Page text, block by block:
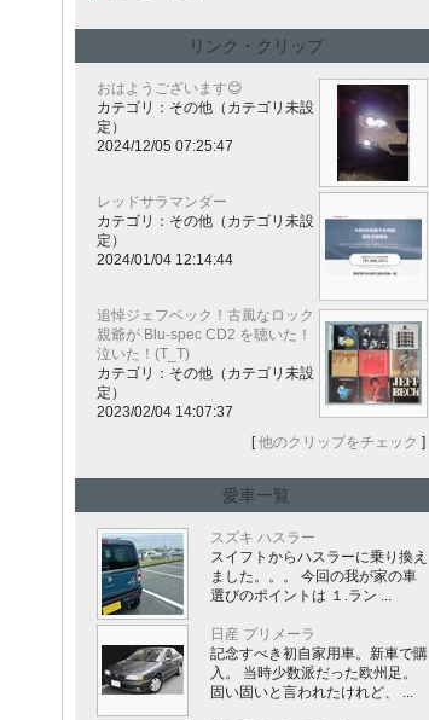
リンク・クリップ
おはようございます😊
カテゴリ：その他（カテゴリ未設
定）
2024/12/05 07:25:47
レッドサラマンダー
カテゴリ：その他（カテゴリ未設
定）
2024/01/04 12:14:44
追悼ジェフベック！古風なロック
親爺が Blu-spec CD2 を聴いた！
泣いた！(T_T)
カテゴリ：その他（カテゴリ未設
定）
2023/02/04 14:07:37
[他のクリップをチェック ]
愛車一覧
スズキ ハスラー
スイフトからハスラーに乗り換え
ました。。。 今回の我が家の車
選びのポイントは １.ラン ...
日産 プリメーラ
記念すべき初自家用車。新車で購
入。 当時少数派だった欧州足。
固い固いと言われたけれど、 ...